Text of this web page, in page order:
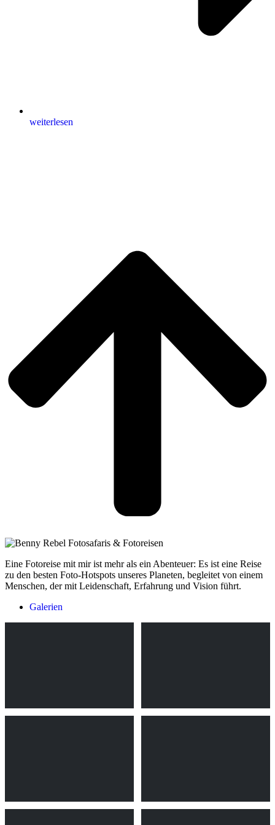
weiterlesen
Eine Fotoreise mit mir ist mehr als ein Abenteuer: Es ist eine Reise
zu den besten Foto-Hotspots unseres Planeten, begleitet von einem
Menschen, der mit Leidenschaft, Erfahrung und Vision führt.
Galerien